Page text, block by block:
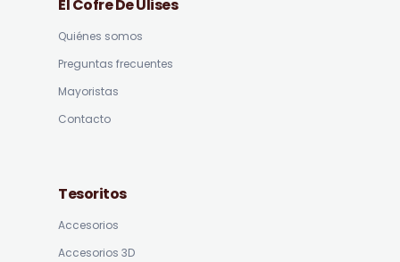
El Cofre De Ulises
Quiénes somos
Preguntas frecuentes
Mayoristas
Contacto
Tesoritos
Accesorios
Accesorios 3D